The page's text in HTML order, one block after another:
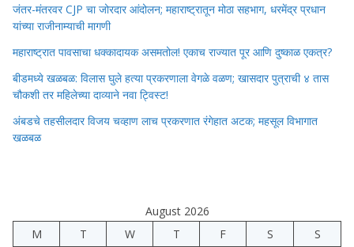
जंतर-मंतरवर CJP चा जोरदार आंदोलन; महाराष्ट्रातून मोठा सहभाग, धरमेंद्र प्रधान
यांच्या राजीनाम्याची मागणी
महाराष्ट्रात पावसाचा धक्कादायक असमतोल! एकाच राज्यात पूर आणि दुष्काळ एकत्र?
बीडमध्ये खळबळ: विलास घुले हत्या प्रकरणाला वेगळे वळण; खासदार पुत्राची ४ तास
चौकशी तर महिलेच्या दाव्याने नवा ट्विस्ट!
अंबडचे तहसीलदार विजय चव्हाण लाच प्रकरणात रंगेहात अटक; महसूल विभागात
खळबळ
August 2026
M
T W T F S
S